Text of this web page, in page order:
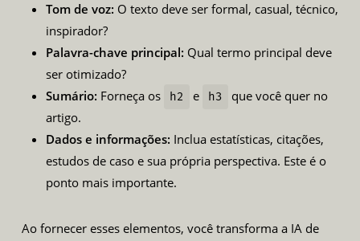
Tom de voz: O texto deve ser formal, casual, técnico,
inspirador?
Palavra-chave principal: Qual termo principal deve
ser otimizado?
Sumário: Forneça os h2 e h3
que você quer no
artigo.
Dados e informações: Inclua estatísticas, citações,
estudos de caso e sua própria perspectiva. Este é o
ponto mais importante.
Ao fornecer esses elementos, você transforma a IA de